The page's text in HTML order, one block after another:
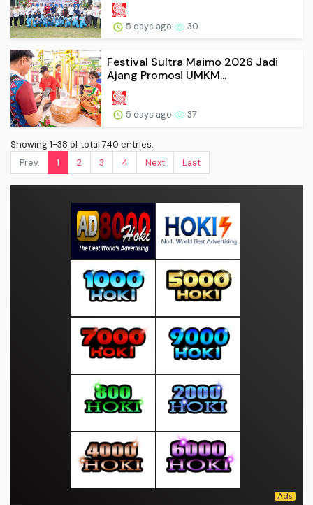
5 days ago 30
Festival Sultra Maimo 2026 Jadi
Ajang Promosi UMKM...
5 days ago 37
Showing 1-38 of total 740 entries.
Prev.
1 2 3 4 Next Last